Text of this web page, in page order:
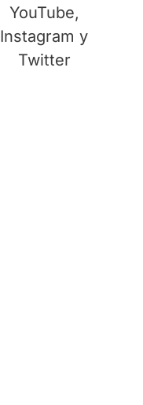
YouTube,
Instagram y
Twitter